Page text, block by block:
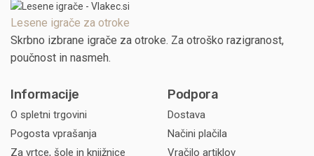
Lesene igrače za otroke
Skrbno izbrane igrače za otroke. Za otroško razigranost,
poučnost in nasmeh.
Informacije
O spletni trgovini
Pogosta vprašanja
Za vrtce, šole in knjižnice
Podpora
Dostava
Načini plačila
Vračilo artiklov